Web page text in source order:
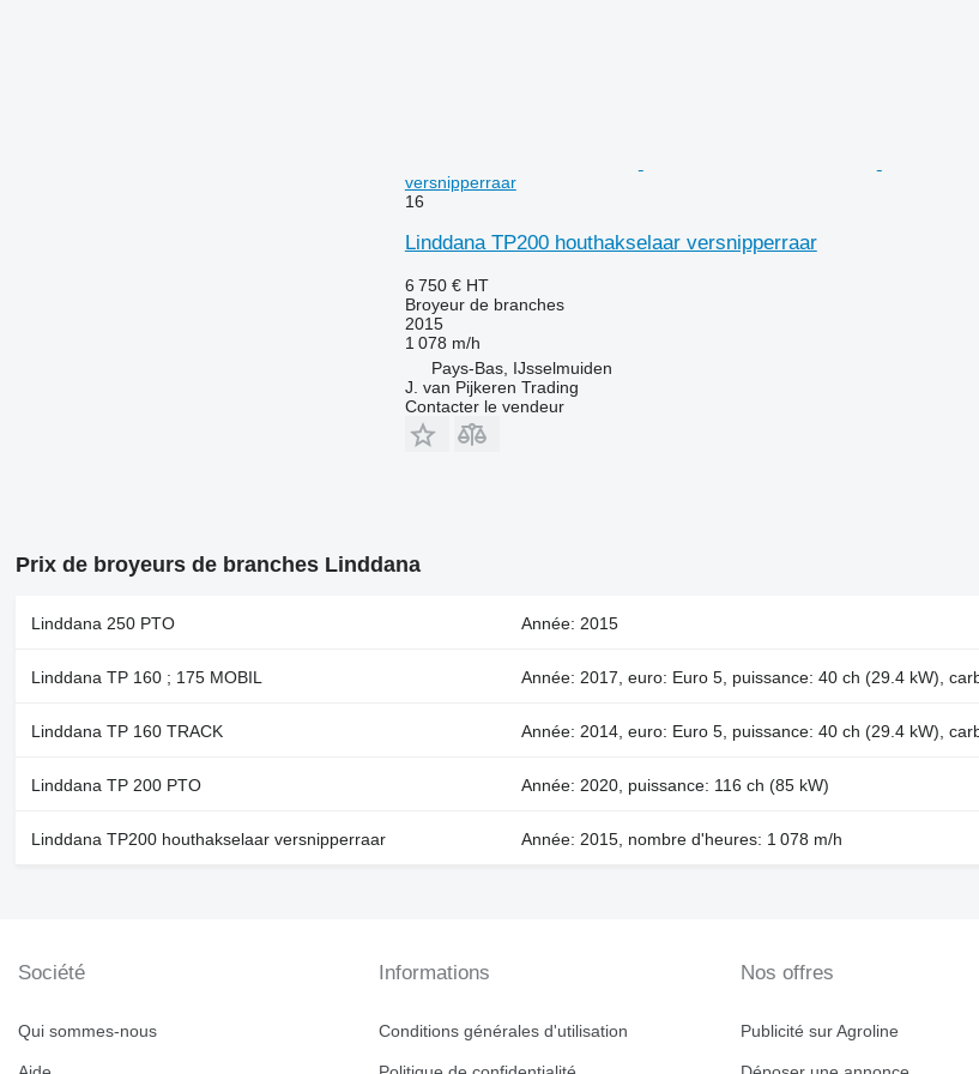
versnipperraar
16
Linddana TP200 houthakselaar versnipperraar
6 750 € HT
Broyeur de branches
2015
1 078 m/h
Pays-Bas, IJsselmuiden
J. van Pijkeren Trading
Contacter le vendeur
Prix de broyeurs de branches Linddana
Linddana 250 PTO Année: 2015
Linddana TP 160 ; 175 MOBIL Année: 2017, euro: Euro 5, puissance: 40 ch (29.4 kW),
Linddana TP 160 TRACK Année: 2014, euro: Euro 5, puissance: 40 ch (29.4 kW),
Linddana TP 200 PTO Année: 2020, puissance: 116 ch (85 kW)
Linddana TP200 houthakselaar versnipperraar Année: 2015, nombre d'heures: 1 078 m/h
Société
Qui sommes-nous
Informations
Conditions générales d'utilisation
Nos offres
Publicité sur Agroline